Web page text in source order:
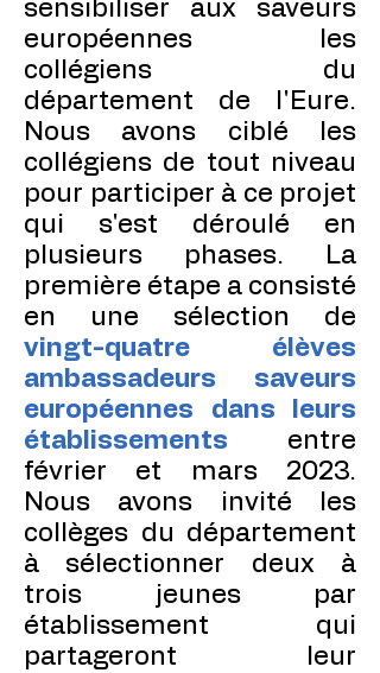
sensibiliser aux saveurs
européennes les
collégiens du
département de l'Eure.
Nous avons ciblé les
collégiens de tout niveau
pour participer à ce projet
qui s'est déroulé en
plusieurs phases. La
première étape a consisté
en une sélection de
vingt-quatre élèves
ambassadeurs saveurs
européennes dans leurs
établissements entre
février et mars 2023.
Nous avons invité les
collèges du département
à sélectionner deux à
trois jeunes par
établissement qui
partageront leur